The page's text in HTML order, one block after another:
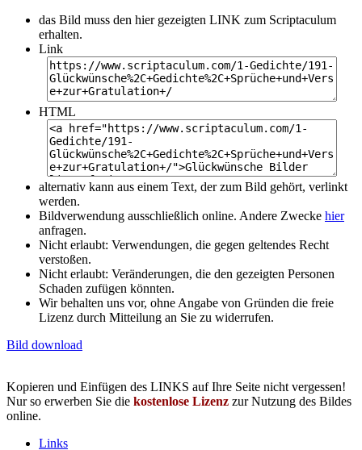
das Bild muss den hier gezeigten LINK zum Scriptaculum
erhalten.
Link
HTML
alternativ kann aus einem Text, der zum Bild gehört, verlinkt
werden.
Bildverwendung ausschließlich online. Andere Zwecke hier
anfragen.
Nicht erlaubt: Verwendungen, die gegen geltendes Recht
verstoßen.
Nicht erlaubt: Veränderungen, die den gezeigten Personen
Schaden zufügen könnten.
Wir behalten uns vor, ohne Angabe von Gründen die freie
Lizenz durch Mitteilung an Sie zu widerrufen.
Bild download
Kopieren und Einfügen des LINKS auf Ihre Seite nicht vergessen!
Nur so erwerben Sie die kostenlose Lizenz zur Nutzung des Bildes
online.
Links